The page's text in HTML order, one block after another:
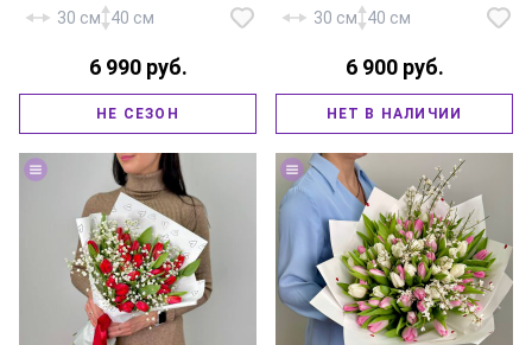
альстромерия — 6 шт., зелень,
фирменная упаковка, атласная
30 см 40 см
6 990 руб.
НЕ СЕЗОН
Тюльпан красный — 25 шт.,
гениста — 1 шт., фирменная
30 см 40 см
6 900 руб.
НЕТ В НАЛИЧИИ